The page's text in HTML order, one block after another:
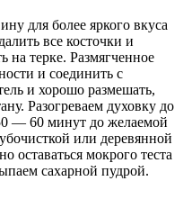
для более яркого вкуса
все косточки и
на терке. Размягченное
и соединить с
и хорошо размешать,
Разогреваем духовку до
— 60 минут до желаемой
или деревянной
мокрого теста
сахарной пудрой.